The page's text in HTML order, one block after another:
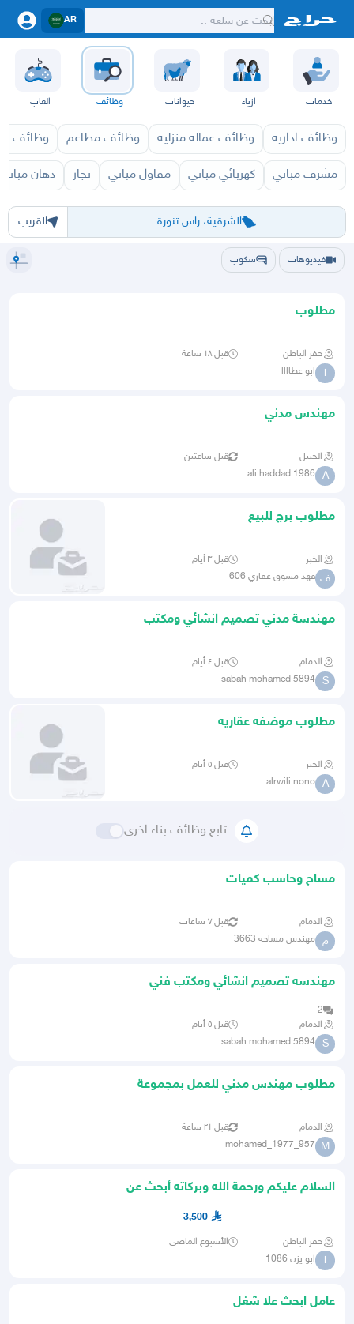
AR
خدمات ازياء حيوانات وظائف العاب
وظائف اداريه وظائف عمالة منزلية وظائف مطاعم وظائف
مشرف مباني كهربائي مباني مقاول مباني نجار دهان مباني
الشرقية، راس تنورة
الرياض ينبع حفر الباطن أبها عسير الباحة
القريب
فيديوهات سكوب
مطلوب
حفر الباطن قبل ١٨ ساعة
ا ابو عطاااا
مهندس مدني
الجبيل قبل ساعتين
A
ali haddad 1986
مطلوب برج للبيع
الخبر قبل ٣ أيام
ف فهد مسوق عقاري 606
مهندسة مدني تصميم انشائي ومكتب
الدمام قبل ٤ أيام
S
sabah mohamed 5894
مطلوب موضفه عقاريه
الخبر قبل ٥ أيام
A
alrwili nono
تابع وظائف بناء اخرى
مساح وحاسب كميات
الدمام قبل ٧ ساعات
م مهندس مساحه 3663
مهندسه تصميم انشائي ومكتب فني
2
الدمام
قبل ٥ أيام
S
sabah mohamed 5894
مطلوب مهندس مدني للعمل بمجموعة
الدمام قبل ٢١ ساعة
M
mohamed_1977_957
السلام عليكم ورحمة الله وبركاته أبحث عن
فرصة عمل جديدة في قط
3,500
حفر الباطن الأسبوع الماضي
ا ابو يزن 1086
عامل ابحث علا شغل